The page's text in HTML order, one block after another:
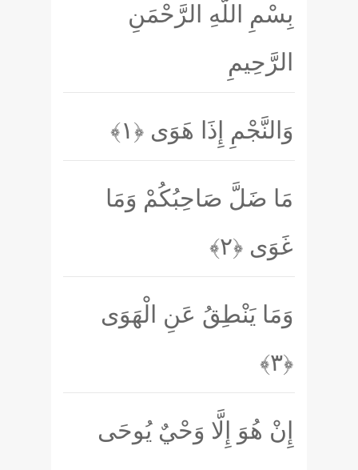
بِسْمِ اللَّهِ الرَّحْمَنِ
الرَّحِيمِ
وَالنَّجْمِ إِذَا هَوَى ﴿۱﴾
مَا ضَلَّ صَاحِبُكُمْ وَمَا
غَوَى ﴿۲﴾
وَمَا يَنْطِقُ عَنِ الْهَوَى
﴿۳﴾
إِنْ هُوَ إِلَّا وَحْيٌ يُوحَى